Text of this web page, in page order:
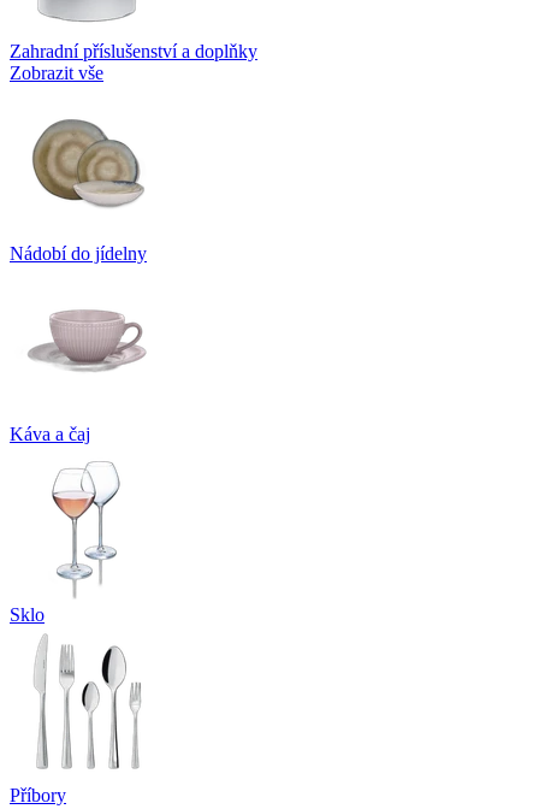
Zahradní příslušenství a doplňky
Zobrazit vše
Nádobí do jídelny
Káva a čaj
Sklo
Příbory